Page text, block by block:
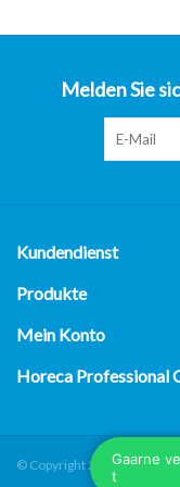
Melden Sie
Kundendienst
Produkte
Mein Konto
Horeca Professional
© Copyright 2026 Horeca